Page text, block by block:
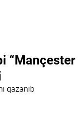
“Mançester
qazanıb